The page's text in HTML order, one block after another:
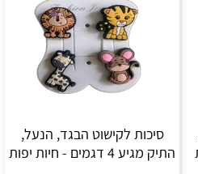
סיכות לקישוט הבגד, הנעל,
התיק מגיע 4 דגמים - חיות יפות